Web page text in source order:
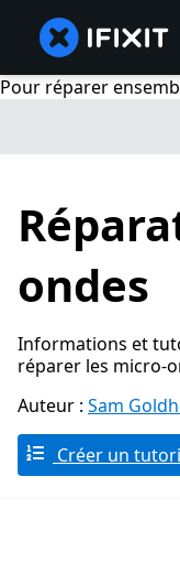
Pour réparer
ondes
Informations et
réparer les micro-
Auteur : Sam
Créer un